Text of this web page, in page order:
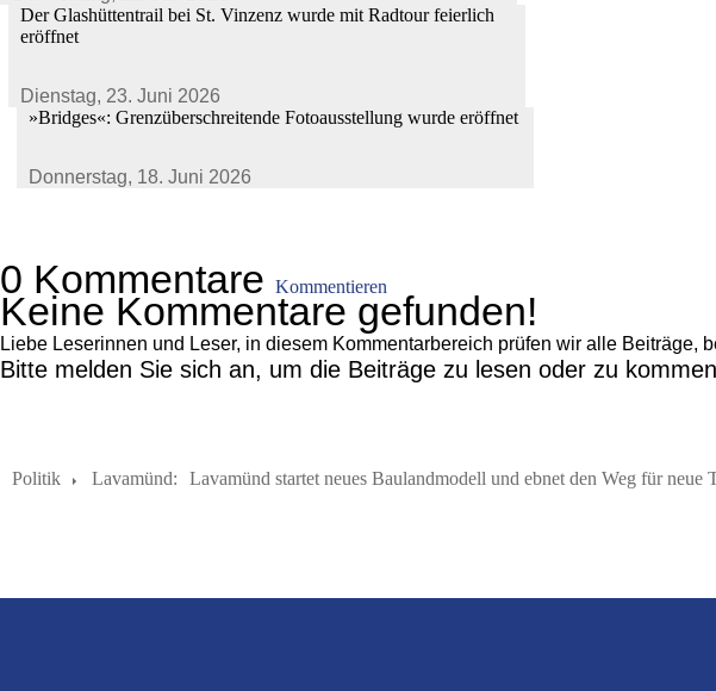
Der Glashüttentrail bei St. Vinzenz wurde mit Radtour feierlich
eröffnet
Dienstag, 23. Juni 2026
»Bridges«: Grenzüberschreitende Fotoausstellung wurde eröffnet
Donnerstag, 18. Juni 2026
0 Kommentare Kommentieren
Keine Kommentare gefunden!
Liebe Leserinnen und Leser, in diesem Kommentarbereich prüfen wir alle
Bitte melden Sie sich an, um die Beiträge zu lesen oder zu
Politik Lavamünd: Lavamünd startet neues Baulandmodell und ebnet den Weg für neue